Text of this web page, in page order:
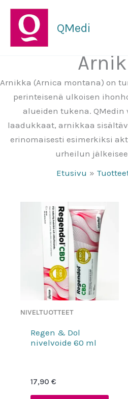
Siirry
sisältöön
QMedi
Arnikka (Arnica montana) on
perinteisenä ulkoisen
alueiden tukena.
laadukkaat, arnikkaa
erinomaisesti esimerkiksi
urheilun
Etusivu
NIVELTUOTTEET
Regen & Dol
nivelvoide 60 ml
17,90€